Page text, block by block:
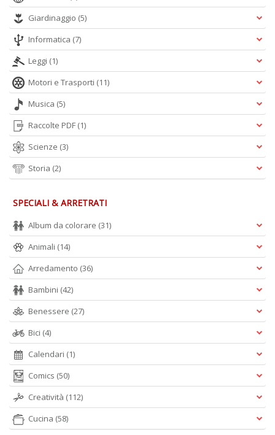
Giardinaggio (5)
Informatica (7)
Leggi (1)
Motori e Trasporti (11)
Musica (5)
Raccolte PDF (1)
Scienze (3)
Storia (2)
SPECIALI & ARRETRATI
Album da colorare (31)
Animali (14)
Arredamento (36)
Bambini (42)
Benessere (27)
Bici (4)
Calendari (1)
Comics (50)
Creatività (112)
Cucina (58)